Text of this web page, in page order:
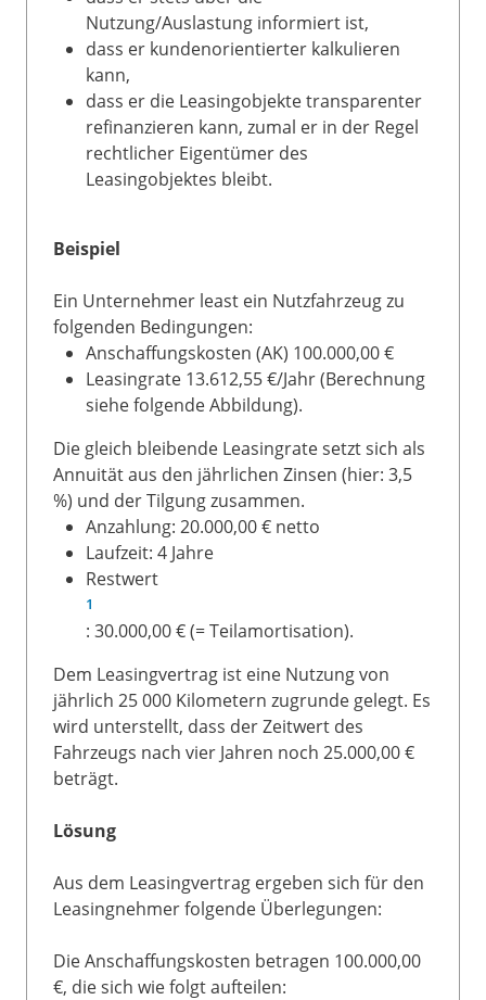
Nutzung/Auslastung informiert ist,
dass er kundenorientierter kalkulieren
kann,
dass er die Leasingobjekte transparenter
refinanzieren kann, zumal er in der Regel
rechtlicher Eigentümer des
Leasingobjektes bleibt.
Beispiel
Ein Unternehmer least ein Nutzfahrzeug zu
folgenden Bedingungen:
Anschaffungskosten (AK) 100.000,00 €
Leasingrate 13.612,55 €/Jahr (Berechnung
siehe folgende Abbildung).
Die gleich bleibende Leasingrate setzt sich als
Annuität aus den jährlichen Zinsen (hier: 3,5
%) und der Tilgung zusammen.
Anzahlung: 20.000,00 € netto
Laufzeit: 4 Jahre
Restwert
1
: 30.000,00 € (= Teilamortisation).
Dem Leasingvertrag ist eine Nutzung von
jährlich 25 000 Kilometern zugrunde gelegt. Es
wird unterstellt, dass der Zeitwert des
Fahrzeugs nach vier Jahren noch 25.000,00 €
beträgt.
Lösung
Aus dem Leasingvertrag ergeben sich für den
Leasingnehmer folgende Überlegungen:
Die Anschaffungskosten betragen 100.000,00
€, die sich wie folgt aufteilen: